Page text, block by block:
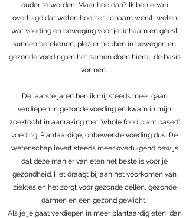
ouder te worden. Maar hoe dan? Ik ben ervan
overtuigd dat weten hoe het lichaam werkt, weten
wat voeding en beweging voor je lichaam en geest
kunnen betekenen, plezier hebben in bewegen en
gezonde voeding en het samen doen hierbij de basis
vormen.
De laatste jaren ben ik mij steeds meer gaan
verdiepen in gezonde voeding en kwam in mijn
zoektocht in aanraking met 'whole food plant based'
voeding. Plantaardige, onbewerkte voeding dus. De
wetenschap levert steeds meer overtuigend bewijs
dat deze manier van eten het beste is voor je
gezondheid. Het draagt bij aan het voorkomen van
ziektes en het zorgt voor gezonde cellen, gezonde
darmen en een gezond gewicht.
Als je je gaat verdiepen in meer plantaardig eten, dan